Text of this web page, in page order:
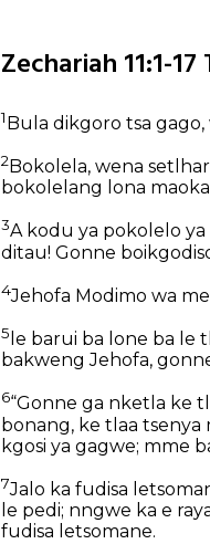
Zechariah 11:1-
1Bula dikgoro tsa
2 Bokolela, wena
bokolelang lona
3A kodu ya pokolelo ya
ditau! Gonne
4Jehofa Modimo wa
5 le barui ba lone ba le
bakweng Jehofa,
6“Gonne ga nketla ke
bonang, ke tlaa tsenya
kgosi ya gagwe; mme
7Jalo ka fudisa
le pedi; nngwe ka e
fudisa letsomane.